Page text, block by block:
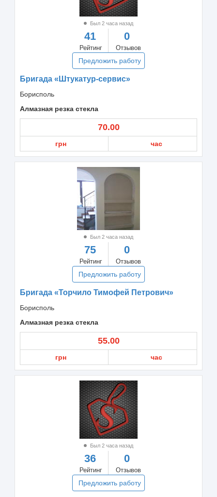
Был 2 часа назад
41
Рейтинг
0
Отзывов
Предложить работу
Бригада «Штукатур-сервис»
Борисполь
Алмазная резка стекла
70.00
грн час
Был 2 часа назад
75
Рейтинг
0
Отзывов
Предложить работу
Бригада «Торчило Тимофей Петрович»
Борисполь
Алмазная резка стекла
55.00
грн час
Был 2 часа назад
36
Рейтинг
0
Отзывов
Предложить работу